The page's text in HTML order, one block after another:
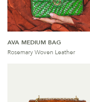
AVA MEDIUM BAG
Rosemary Woven Leather